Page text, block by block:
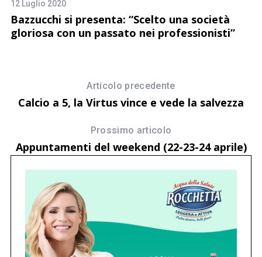
12 Luglio 2020
Bazzucchi si presenta: “Scelto una società
gloriosa con un passato nei professionisti”
Articolo precedente
Calcio a 5, la Virtus vince e vede la salvezza
Prossimo articolo
Appuntamenti del weekend (22-23-24 aprile)